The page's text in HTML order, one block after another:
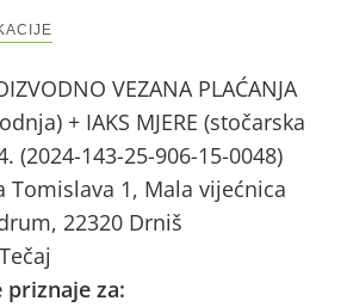
VEZANA PLAĆANJA
+ IAKS MJERE (stočarska
(2024-143-25-906-15-0048)
Tomislava 1, Mala vijećnica
22320 Drniš
Tečaj
priznaje za: